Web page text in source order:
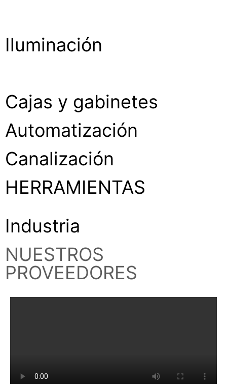
Iluminación
Cajas y gabinetes
Automatización
Canalización
HERRAMIENTAS
Industria
NUESTROS
PROVEEDORES